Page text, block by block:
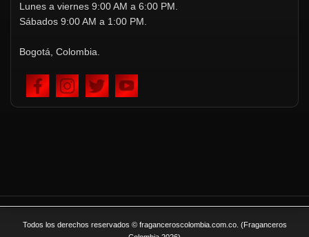
Lunes a viernes 9:00 AM a 6:00 PM.
Sábados 9:00 AM a 1:00 PM.
Bogotá, Colombia.
Todos los derechos reservados © fraganceroscolombia.com.co. (Fraganceros